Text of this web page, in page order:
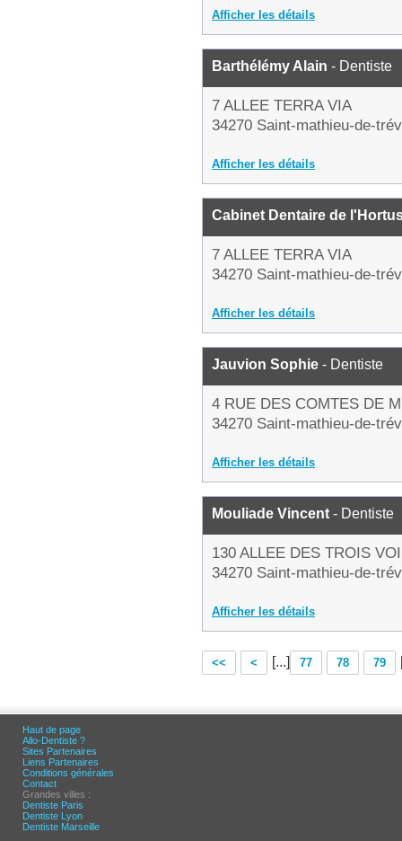
Afficher les détails
Barthélémy Alain - Dentiste
7 ALLEE TERRA VIA
34270 Saint-mathieu-de-
Afficher les détails
Cabinet Dentaire de
7 ALLEE TERRA VIA
34270 Saint-mathieu-de-
Afficher les détails
Jauvion Sophie - Dentiste
4 RUE DES COMTES DE
34270 Saint-mathieu-de-
Afficher les détails
Mouliade Vincent - Dentiste
130 ALLEE DES TROIS
34270 Saint-mathieu-de-
Afficher les détails
<< < [...] 77 78 79
Haut de page
Allo-Dentiste ?
Sites Partenaires
Liens Partenaires
Conditions générales
Contact
Grandes villes :
Dentiste Paris
Dentiste Lyon
Dentiste Marseille